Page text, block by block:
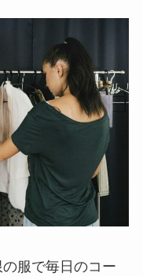
服で毎日のコー